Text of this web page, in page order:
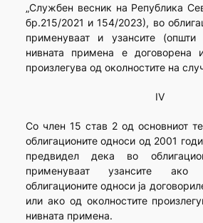
„Службен весник на Република
бр.215/2021 и 154/2023), во
применуваат и узансите
нивната примена е договорена
произлегува од околностите на
IV
Со член 15 став 2 од основниот
облигационите односи од 2001
предвидел дека во
применуваат узансите ако
облигационите односи ја
или ако од околностите
нивната примена.